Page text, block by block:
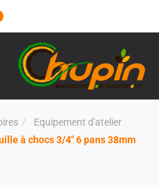
Equipement d'atelier
à chocs 3/4" 6 pans 38mm